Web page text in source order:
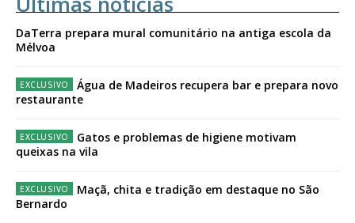
DaTerra prepara mural comunitário na antiga escola da
Mélvoa
Água de Madeiros recupera bar e prepara novo
restaurante
Gatos e problemas de higiene motivam
queixas na vila
Maçã, chita e tradição em destaque no São
Bernardo